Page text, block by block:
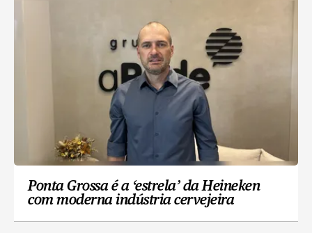
Ponta Grossa é a ‘estrela’ da Heineken
com moderna indústria cervejeira